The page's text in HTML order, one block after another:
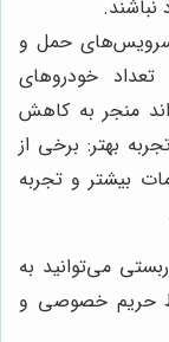
سرویس‌های حمل و
خودروهای
منجر به کاهش
بهتر: برخی از
بیشتر و تجربه
می‌توانید به
حریم خصوصی و